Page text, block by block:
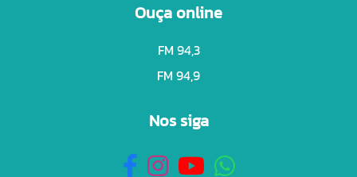
Ouça online
FM 94,3
FM 94,9
Nos siga